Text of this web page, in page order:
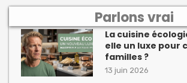
Parlons vrai
La cuisine
elle un luxe pour
familles ?
13 juin 2026